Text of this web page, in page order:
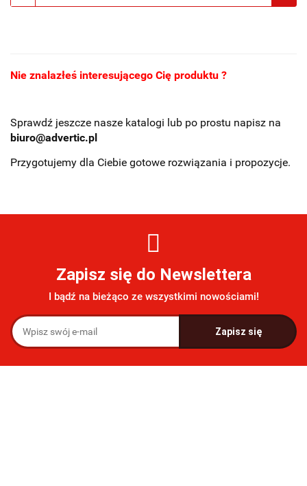
Nie znalazłeś interesującego Cię produktu ?
Sprawdź jeszcze nasze katalogi lub po prostu napisz na
biuro@advertic.pl
Przygotujemy dla Ciebie gotowe rozwiązania i propozycje.
Zapisz się do Newslettera
I bądź na bieżąco ze wszystkimi nowościami!